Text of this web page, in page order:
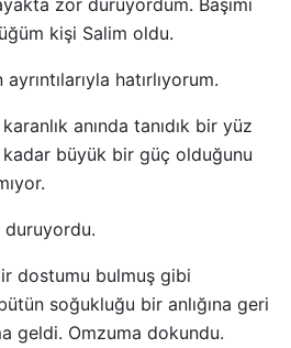
kişi Salim oldu.
hatırlıyorum.
anında tanıdık bir yüz
büyük bir güç olduğunu
duruyordu.
dostumu bulmuş gibi
soğukluğu bir anlığına geri
geldi. Omzuma dokundu.